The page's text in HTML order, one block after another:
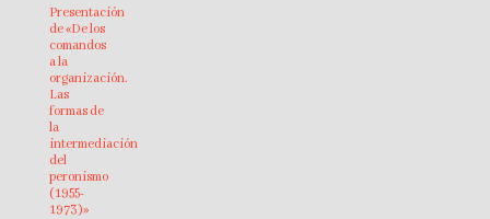
Presentación
de «De los
comandos
a la
organización.
Las
formas de
la
intermediación
del
peronismo
(1955-
1973)»